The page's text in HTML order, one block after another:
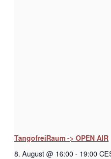
TangofreiRaum -> OPEN AIR
8. August @ 16:00- 19:00